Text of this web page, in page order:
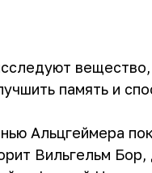
память и
Альцгеймера
Вильгельм